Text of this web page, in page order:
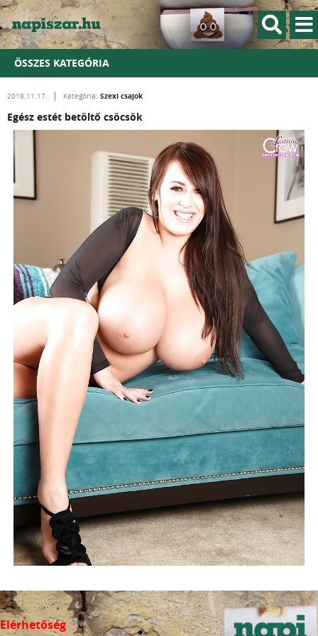
ÖSSZES KATEGÓRIA
2018.11.17. Kategória: Szexi csajok
Egész estét betöltő csöcsök
Elérhetőség